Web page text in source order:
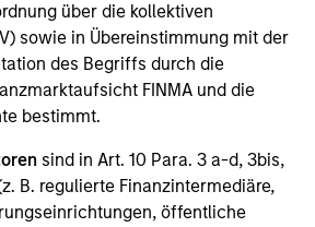
über die kollektiven
sowie in Übereinstimmung mit der
des Begriffs durch die
FINMA und die
bestimmt.
sind in Art. 10 Para. 3 a-d, 3bis,
B. regulierte Finanzintermediäre,
öffentliche